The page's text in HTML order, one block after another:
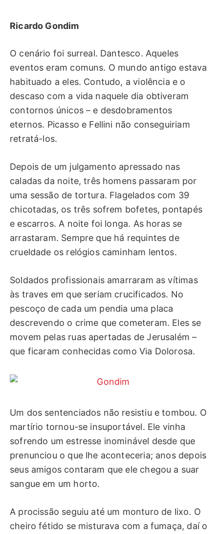
Ricardo Gondim
O cenário foi surreal. Dantesco. Aqueles
eventos eram comuns. O mundo antigo estava
habituado a eles. Contudo, a violência e o
descaso com a vida naquele dia obtiveram
contornos únicos – e desdobramentos
eternos. Picasso e Fellini não conseguiriam
retratá-los.
Depois de um julgamento apressado nas
caladas da noite, três homens passaram por
uma sessão de tortura. Flagelados com 39
chicotadas, os três sofrem bofetes, pontapés
e escarros. A noite foi longa. As horas se
arrastaram. Sempre que há requintes de
crueldade os relógios caminham lentos.
Soldados profissionais amarraram as vítimas
às traves em que seriam crucificados. No
pescoço de cada um pendia uma placa
descrevendo o crime que cometeram. Eles se
movem pelas ruas apertadas de Jerusalém –
que ficaram conhecidas como Via Dolorosa.
Um dos sentenciados não resistiu e tombou. O
martírio tornou-se insuportável. Ele vinha
sofrendo um estresse inominável desde que
prenunciou o que lhe aconteceria; anos depois
seus amigos contaram que ele chegou a suar
sangue em um horto.
A procissão seguiu até um monturo de lixo. O
cheiro fétido se misturava com a fumaça, daí o